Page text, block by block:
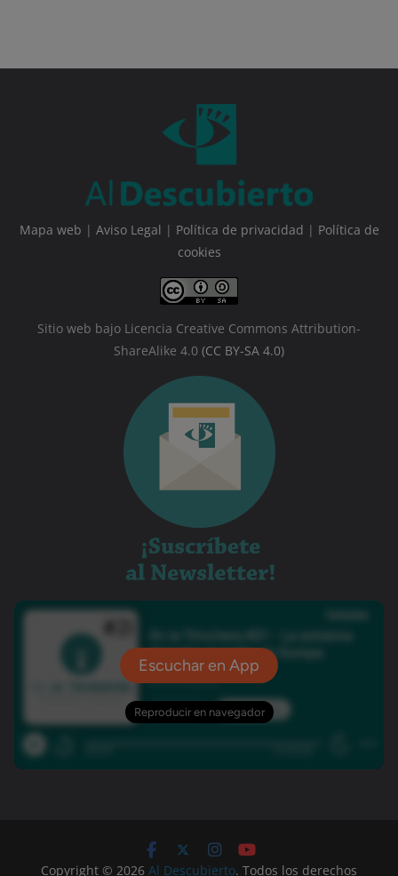
Mapa web | Aviso Legal | Política de privacidad | Política de
cookies
Sitio web bajo Licencia Creative Commons Attribution-
ShareAlike 4.0 (CC BY-SA 4.0)
Copyright © 2026 Al Descubierto. Todos los derechos